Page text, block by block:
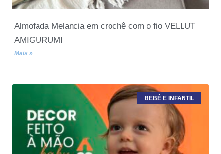
Almofada Melancia em crochê com o fio VELLUT
AMIGURUMI
Mais »
BEBÊ E INFANTIL